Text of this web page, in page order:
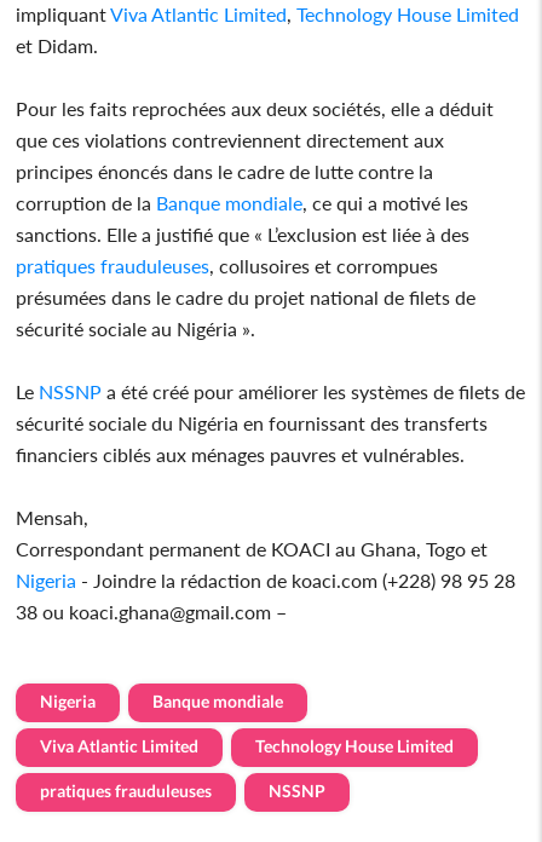
impliquantViva Atlantic Limited Technology House Limited
et Didam.
Pour les faits reprochées aux deux sociétés, elle a déduit
que ces violations contreviennent directement aux
principes énoncés dans le cadre de lutte contre la
corruption de la Banque mondiale , ce qui a motivé les
sanctions. Elle a justifié que « L’exclusion est liée à des
pratiques frauduleuses , collusoires et corrompues
présumées dans le cadre du projet national de filets de
sécurité sociale au Nigéria ».
Le NSSNP a été créé pour améliorer les systèmes de filets de
sécurité sociale du Nigéria en fournissant des transferts
financiers ciblés aux ménages pauvres et vulnérables.
Mensah,
Correspondant permanent de KOACI au Ghana, Togo et
Nigeria - Joindre la rédaction de koaci.com (+228) 98 95 28
38 ou koaci.ghana@gmail.com –
Nigeria Banque mondiale
Viva Atlantic Limited Technology House Limited
pratiques frauduleuses NSSNP